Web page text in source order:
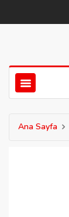
Ana Sayfa